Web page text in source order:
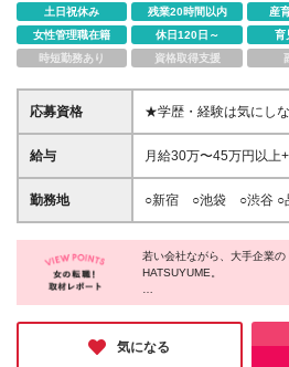
土日祝休み
残業20時間以内 産
女性管理職在籍
休日120日～ 育
時短勤務あり
資格取得支援
応募資格
★学歴・経験は気にし
大歓迎♪ ★フリーター
新卒・第二新卒も大歓迎！ 「人と話すの
えたい！」 そんな気持ち
は、これまでの経歴よ
事務・フリーターなど
が未経験からスタートして活
ル面談実施中♪】 まず
タリ！／ ◇人と話すの
給与
月給30万〜45万円以
(1ヶ月~3ヶ月)月給25
生に変更なし
勤務地
○新宿 ○池袋 ○渋谷 ○品川 ○港
やスキルに応じて面談
きます。 ※研修先は、
ます。 ー本社ー 東京都豊島区東池袋２丁目６２番８
号 ＢＩＧオフィスプラ
若い会社ながら、大手企業
HATSUYUME。
「やる気はあるけど何を学
「スキルを身につけたくても
「独立したいけど案件が取れ
気になる